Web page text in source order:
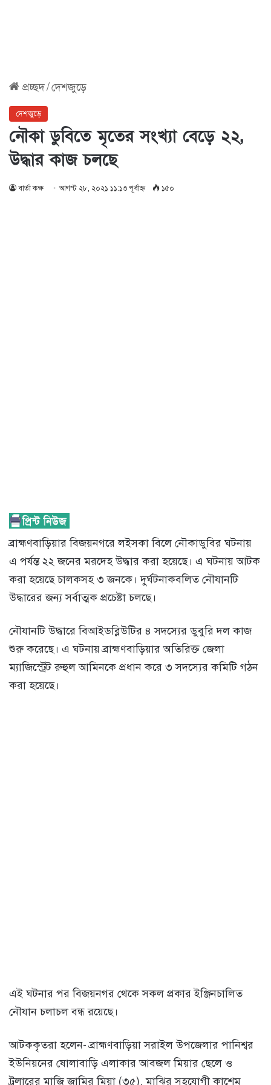
প্রচ্ছদ/দেশজুড়ে
দেশজুড়ে
নৌকা ডুবিতে মৃতের সংখ্যা বেড়ে ২২,
উদ্ধার কাজ চলছে
বার্তা কক্ষ আগস্ট ২৮, ২০২১ ১১:১৩ পূর্বাহ্ণ ১৫০
ব্রাহ্মণবাড়িয়ার বিজয়নগরে লইসকা বিলে নৌকাডুবির ঘটনায়
এ পর্যন্ত ২২ জনের মরদেহ উদ্ধার করা হয়েছে। এ ঘটনায় আটক
করা হয়েছে চালকসহ ৩ জনকে। দুর্ঘটনাকবলিত নৌযানটি
উদ্ধারের জন্য সর্বাত্মক প্রচেষ্টা চলছে।
নৌযানটি উদ্ধারে বিআইডব্লিউটির ৪ সদস্যের ডুবুরি দল কাজ
শুরু করেছে। এ ঘটনায় ব্রাহ্মণবাড়িয়ার অতিরিক্ত জেলা
ম্যাজিস্ট্রেট রুহুল আমিনকে প্রধান করে ৩ সদস্যের কমিটি গঠন
করা হয়েছে।
এই ঘটনার পর বিজয়নগর থেকে সকল প্রকার ইঞ্জিনচালিত
নৌযান চলাচল বন্ধ রয়েছে।
আটককৃতরা হলেন- ব্রাহ্মণবাড়িয়া সরাইল উপজেলার পানিশ্বর
ইউনিয়নের ষোলাবাড়ি এলাকার আবজল মিয়ার ছেলে ও
ট্রলারের মাজি জামির মিয়া (৩৫), মাঝির সহযোগী কাশেম